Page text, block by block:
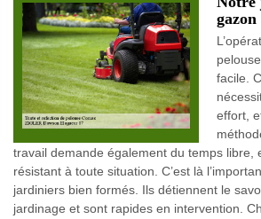
facile.
effort,
travail demande également du temps libre,
résistant à toute situation. C’est là
jardiniers bien formés. Ils détiennent le
jardinage et sont rapides en intervention.